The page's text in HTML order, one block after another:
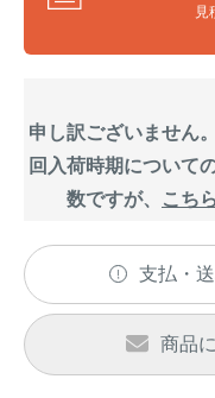
見
申し訳ございません
回入荷時期について
数ですが、
こちら
支払・
商品